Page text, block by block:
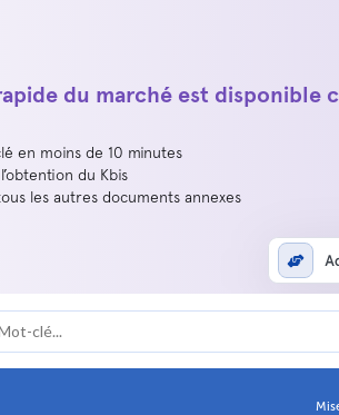
du marché est disponible
en moins de 10 minutes
du Kbis
les autres documents annexes